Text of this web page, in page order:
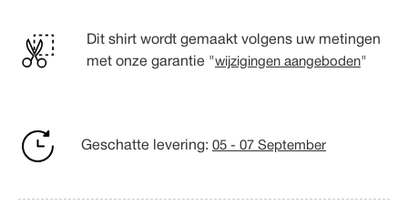
Dit shirt wordt gemaakt volgens uw metingen
met onze garantie "wijzigingen aangeboden"
Geschatte levering: 05 - 07 September